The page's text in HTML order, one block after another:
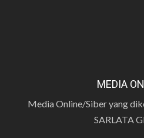
MEDIA
Media Online/Siber yang
SARLATA